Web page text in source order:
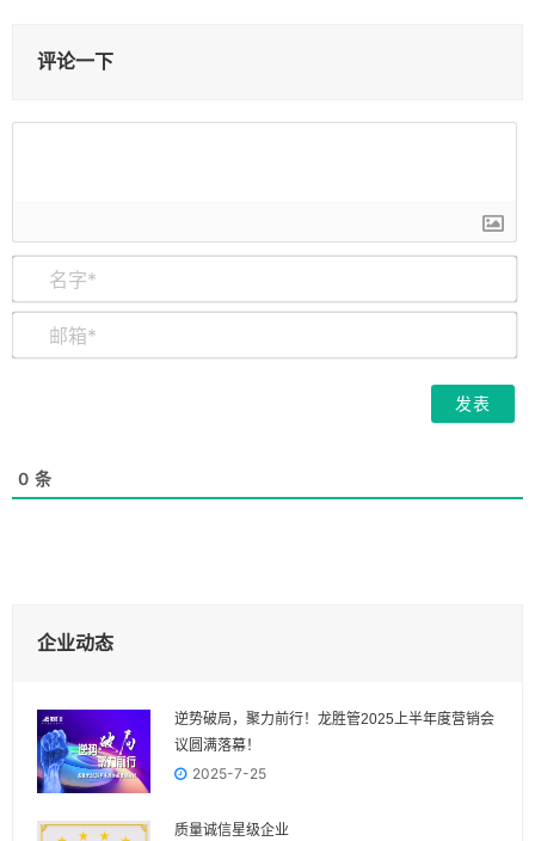
评论一下
*
0 条
企业动态
逆势破局，聚力前行！龙胜管2025上半年度营销会
议圆满落幕！
2025-7-25
质量诚信星级企业